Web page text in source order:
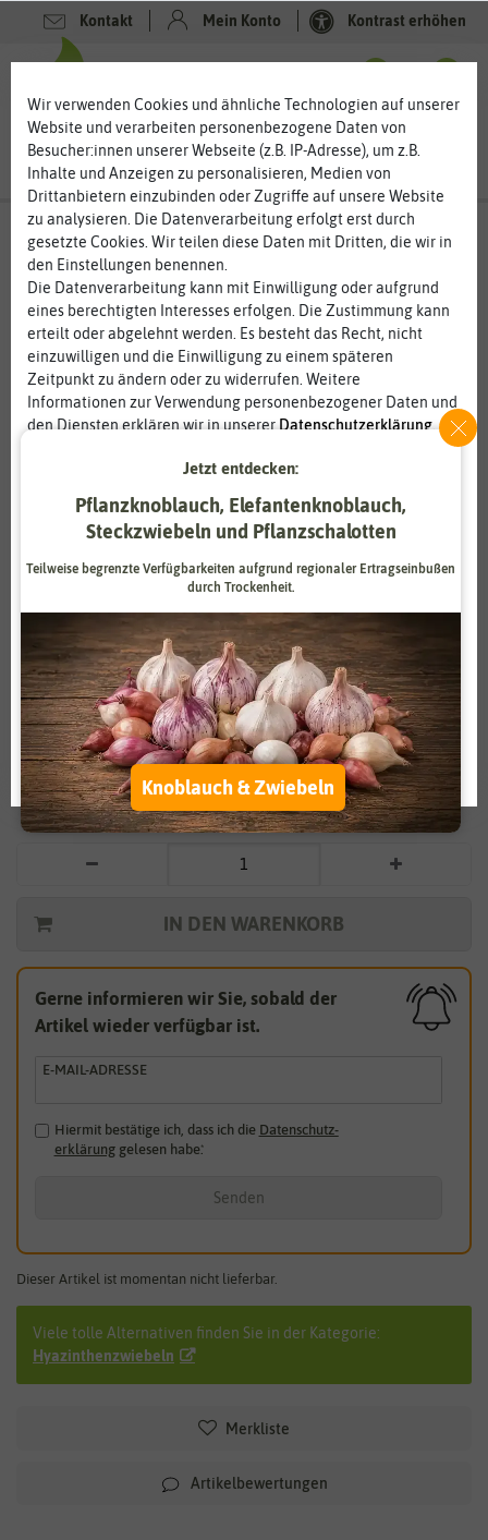
Kontakt Mein Konto Kontrast erhöhen
Vergrößern durch berühren
Hasenglöckchen blau (10 Stück)
1,26 €
*
* inkl. 7% MwSt. zzgl.Versandkosten
IN DEN WARENKORB
Gerne informieren wir Sie, sobald der
Artikel wieder verfügbar ist.
E-MAIL-ADRESSE
Hiermit bestätige ich, dass ich die Daten­schutz­
erklärunggelesen habe.*
Senden
Dieser Artikel ist momentan nicht lieferbar.
Viele tolle Alternativen finden Sie in der Kategorie:
Hyazinthenzwiebeln
Merkliste
Artikelbewertungen
Wir verwenden Cookies und ähnliche Technologien auf unserer
Website und verarbeiten personenbezogene Daten von
Besucher:innen unserer Webseite (z.B. IP-Adresse), um z.B.
Inhalte und Anzeigen zu personalisieren, Medien von
Drittanbietern einzubinden oder Zugriffe auf unsere Website
zu analysieren. Die Datenverarbeitung erfolgt erst durch
gesetzte Cookies. Wir teilen diese Daten mit Dritten, die wir in
den Einstellungen benennen.
Die Datenverarbeitung kann mit Einwilligung oder aufgrund
eines berechtigten Interesses erfolgen. Die Zustimmung kann
erteilt oder abgelehnt werden. Es besteht das Recht, nicht
einzuwilligen und die Einwilligung zu einem späteren
Zeitpunkt zu ändern oder zu widerrufen. Weitere
Informationen zur Verwendung personenbezogener Daten und
den Diensten erklären wir in unsererDaten­schutz­erklärung.
Statistik
Zahlungsdienstleister Marketing
Weitere Einstellungen
Alle akzeptieren
Alle ablehnen
Auswahl akzeptieren
Jetzt entdecken:
Pflanzknoblauch, Elefantenknoblauch,
Steckzwiebeln und Pflanzschalotten
Teilweise begrenzte Verfügbarkeiten aufgrund regionaler Ertragseinbußen
durch Trockenheit.
Knoblauch & Zwiebeln